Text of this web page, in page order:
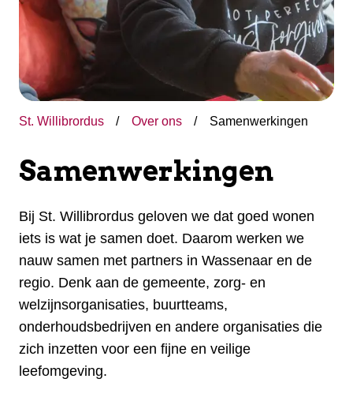
St. Willibrordus Over ons Samenwerkingen
Samenwerkingen
Bij St. Willibrordus geloven we dat goed wonen
iets is wat je samen doet. Daarom werken we
nauw samen met partners in Wassenaar en de
regio. Denk aan de gemeente, zorg- en
welzijnsorganisaties, buurtteams,
onderhoudsbedrijven en andere organisaties die
zich inzetten voor een fijne en veilige
leefomgeving.